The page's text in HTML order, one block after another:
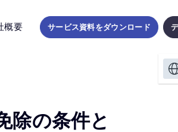
概要 サービス資料をダウンロード
除の条件と